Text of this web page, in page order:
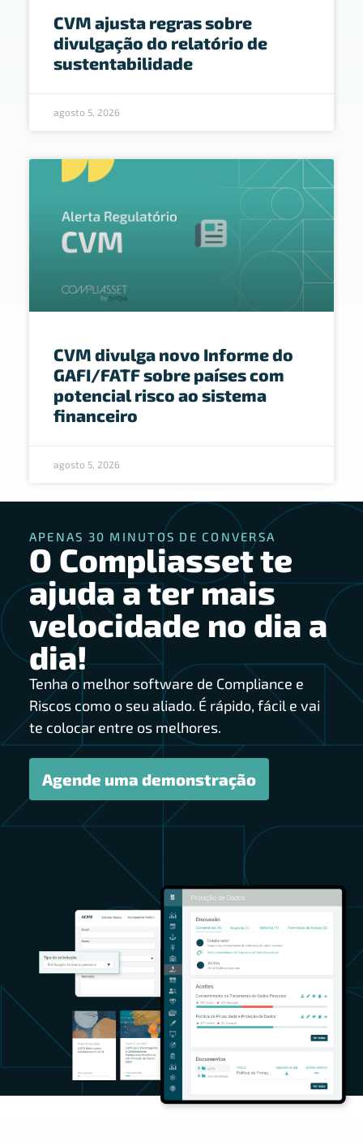
CVM ajusta regras sobre
divulgação do relatório de
sustentabilidade
agosto 5, 2026
CVM divulga novo Informe do
GAFI/FATF sobre países com
potencial risco ao sistema
financeiro
agosto 5, 2026
APENAS 30 MINUTOS DE CONVERSA
O Compliasset te
ajuda a ter mais
velocidade no dia a
dia!
Tenha o melhor software de Compliance e
Riscos como o seu aliado. É rápido, fácil e vai
te colocar entre os melhores.
Agende uma demonstração